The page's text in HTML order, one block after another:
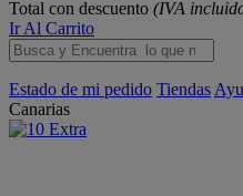
Total con descuento (IVA
Ir Al Carrito
Estado de mi pedido Tiendas
Canarias